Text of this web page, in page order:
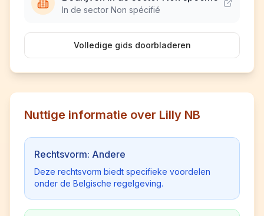
In de sector Non spécifié
Volledige gids doorbladeren
Nuttige informatie over Lilly NB
Rechtsvorm: Andere
Deze rechtsvorm biedt specifieke voordelen
onder de Belgische regelgeving.